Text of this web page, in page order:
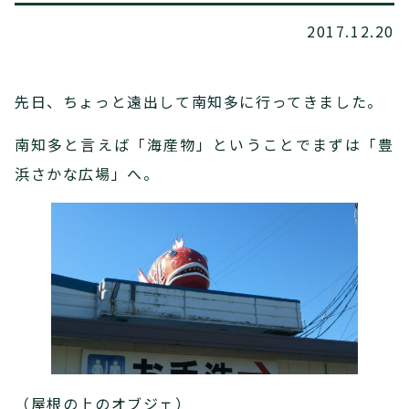
2017.12.20
先日、ちょっと遠出して南知多に行ってきました。
南知多と言えば「海産物」ということでまずは「豊
浜さかな広場」へ。
（屋根の上のオブジェ）